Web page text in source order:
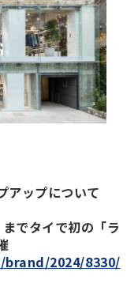
アップについて
でタイで初の「ラ
2024/8330/